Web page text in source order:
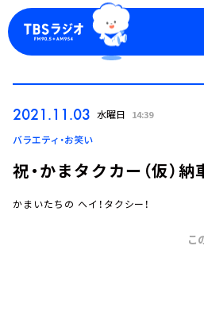
ログイン
2021.11.03 水曜日 14:39
バラエティ・お笑い
祝・かまタクカー（仮）納
かまいたちの ヘイ！タクシー！
こ